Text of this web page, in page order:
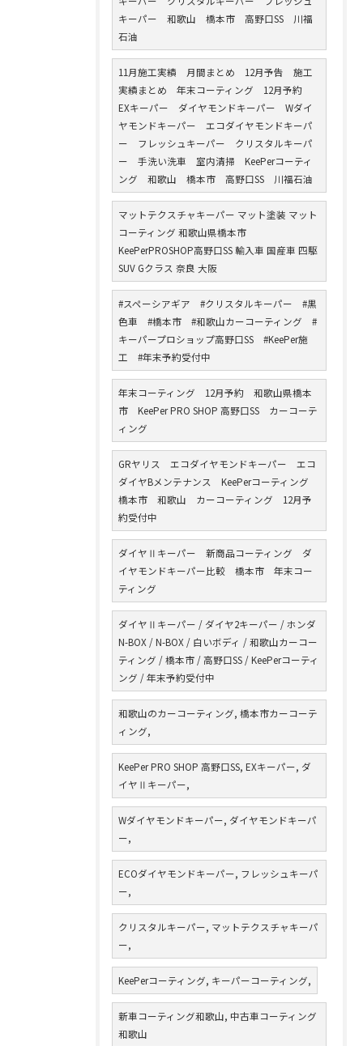
キーパー 和歌山 橋本市 高野口SS 川福
石油
11月施工実績 月間まとめ 12月予告 施工
実績まとめ 年末コーティング 12月予約
EXキーパー ダイヤモンドキーパー Wダイ
ヤモンドキーパー エコダイヤモンドキーパ
ー フレッシュキーパー クリスタルキーパ
ー 手洗い洗車 室内清掃 KeePerコーティ
ング 和歌山 橋本市 高野口SS 川福石油
マットテクスチャキーパー マット塗装 マット
コーティング 和歌山県橋本市
KeePerPROSHOP高野口SS 輸入車 国産車 四駆
SUV Gクラス 奈良 大阪
#スペーシアギア #クリスタルキーパー #黒
色車 #橋本市 #和歌山カーコーティング #
キーパープロショップ高野口SS #KeePer施
工 #年末予約受付中
年末コーティング 12月予約 和歌山県橋本
市 KeePer PRO SHOP 高野口SS カーコーテ
ィング
GRヤリス エコダイヤモンドキーパー エコ
ダイヤBメンテナンス KeePerコーティング
橋本市 和歌山 カーコーティング 12月予
約受付中
ダイヤⅡキーパー 新商品コーティング ダ
イヤモンドキーパー比較 橋本市 年末コー
ティング
ダイヤⅡキーパー / ダイヤ2キーパー / ホンダ
N-BOX / N-BOX / 白いボディ / 和歌山カーコー
ティング / 橋本市 / 高野口SS / KeePerコーティ
ング / 年末予約受付中
和歌山のカーコーティング, 橋本市カーコーテ
ィング,
KeePer PRO SHOP 高野口SS, EXキーパー, ダ
イヤⅡキーパー,
Wダイヤモンドキーパー, ダイヤモンドキーパ
ー,
ECOダイヤモンドキーパー, フレッシュキーパ
ー,
クリスタルキーパー, マットテクスチャキーパ
ー,
KeePerコーティング, キーパーコーティング,
新車コーティング和歌山, 中古車コーティング
和歌山